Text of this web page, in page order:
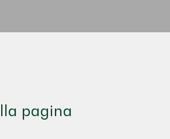
pagina